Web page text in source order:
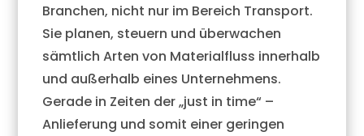
Branchen, nicht nur im Bereich Transport.
Sie planen, steuern und überwachen
sämtlich Arten von Materialfluss innerhalb
und außerhalb eines Unternehmens.
Gerade in Zeiten der „just in time“ –
Anlieferung und somit einer geringen